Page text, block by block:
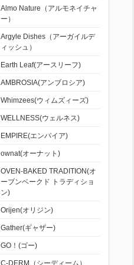
Almo Nature（アルモネイチャ
ー）
Argyle Dishes（アーガイルデ
ィッシュ）
Earth Leaf(アースリーフ)
AMBROSIA(アンブロシア)
Whimzees(ウィムズィーズ)
WELLNESS(ウェルネス)
EMPIRE(エンパイア)
ownat(オーナット)
OVEN-BAKED TRADITION(オ
ーブンベークド トラディショ
ン)
Orijen(オリジン)
Gather(ギャザー)
GO！(ゴー)
C-DERM（シーディーム）